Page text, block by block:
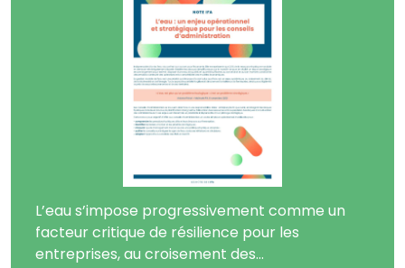
L’eau s’impose progressivement comme un
facteur critique de résilience pour les
entreprises, au croisement des...